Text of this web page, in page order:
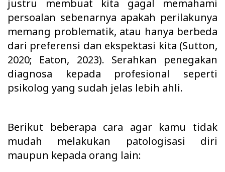
justru membuat kita gagal memahami
persoalan sebenarnya apakah perilakunya
memang problematik, atau hanya berbeda
dari preferensi dan ekspektasi kita (Sutton,
2020; Eaton, 2023). Serahkan penegakan
diagnosa kepada profesional seperti
psikolog yang sudah jelas lebih ahli.
Berikut beberapa cara agar kamu tidak
mudah melakukan patologisasi diri
maupun kepada orang lain: